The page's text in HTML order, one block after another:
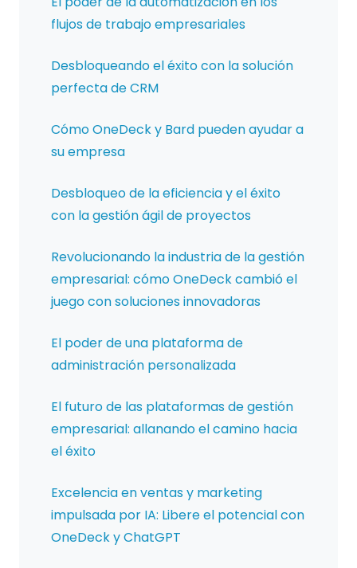
flujos de trabajo empresariales
Desbloqueando el éxito con la solución
perfecta de CRM
Cómo OneDeck y Bard pueden ayudar a
su empresa
Desbloqueo de la eficiencia y el éxito
con la gestión ágil de proyectos
Revolucionando la industria de la gestión
empresarial: cómo OneDeck cambió el
juego con soluciones innovadoras
El poder de una plataforma de
administración personalizada
El futuro de las plataformas de gestión
empresarial: allanando el camino hacia
el éxito
Excelencia en ventas y marketing
impulsada por IA: Libere el potencial con
OneDeck y ChatGPT